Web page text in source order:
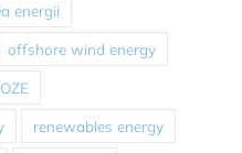
energii
offshore wind energy
OZE
renewables energy